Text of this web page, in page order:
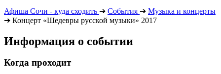
Афиша Сочи - куда сходить ➔ События ➔ Музыка и концерты
➔ Концерт «Шедевры русской музыки» 2017
Информация о событии
Когда проходит